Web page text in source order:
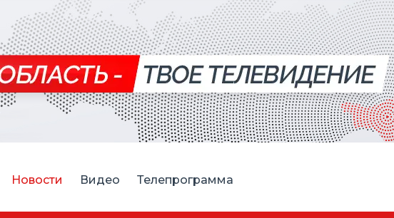
Новости Видео Телепрограмма